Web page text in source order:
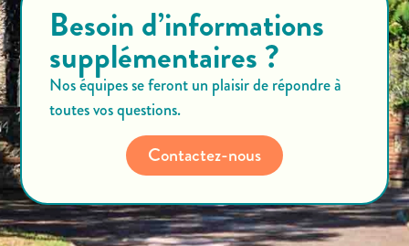
Besoin d’informations
supplémentaires ?
Nos équipes se feront un plaisir de répondre à
toutes vos questions.
Contactez-nous